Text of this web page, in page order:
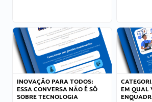
INOVAÇÃO PARA TODOS:
ESSA CONVERSA NÃO É SÓ
SOBRE TECNOLOGIA
EM QUAL